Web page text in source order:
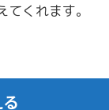
くれます。